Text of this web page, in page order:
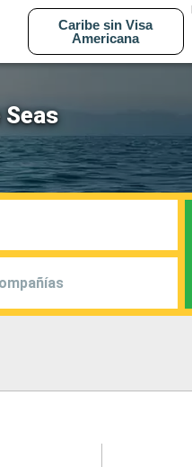
Caribe sin Visa
Americana